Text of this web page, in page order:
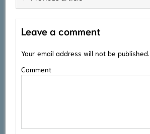
Leave a comment
Your email address will not be published.
Comment